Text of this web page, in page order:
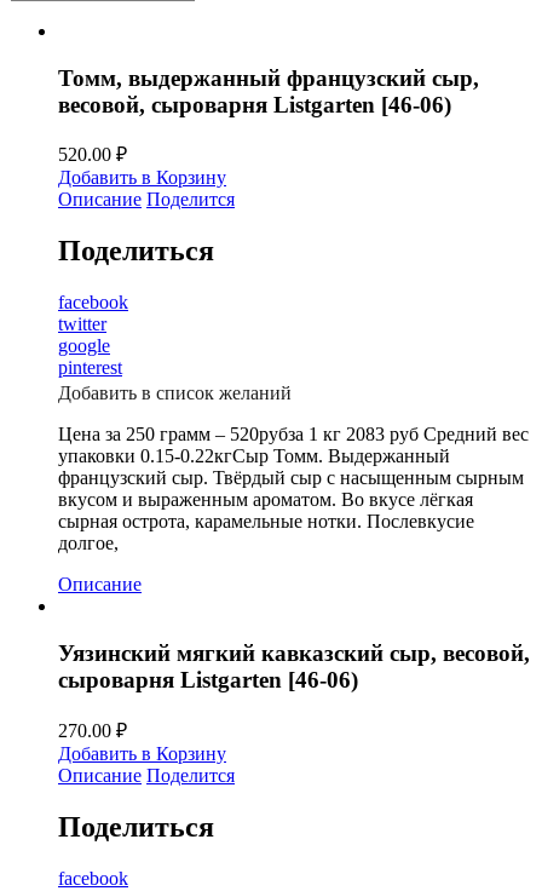
Томм, выдержанный французский сыр,
весовой, сыроварня Listgarten [46-06)
520.00 ₽
Добавить в Корзину
Описание Поделится
Поделиться
facebook
twitter
google
pinterest
Добавить в список желаний
Цена за 250 грамм – 520рубза 1 кг 2083 руб Средний вес
упаковки 0.15-0.22кгСыр Томм. Выдержанный
французский сыр. Твёрдый сыр с насыщенным сырным
вкусом и выраженным ароматом. Во вкусе лёгкая
сырная острота, карамельные нотки. Послевкусие
долгое,
Описание
Уязинский мягкий кавказский сыр, весовой,
сыроварня Listgarten [46-06)
270.00 ₽
Добавить в Корзину
Описание Поделится
Поделиться
facebook